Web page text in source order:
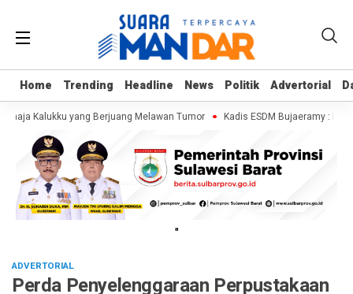
Home Trending Headline News Politik Advertorial
Home Trending Headline News Politik Advertorial
Kalukku yang Berjuang Melawan Tumor Kadis ESDM Bujaeramy :
"
ADVERTORIAL
Perda Penyelenggaraan Perpustakaan